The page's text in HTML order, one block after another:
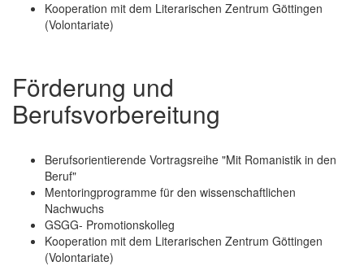
Kooperation mit dem Literarischen Zentrum Göttingen
(Volontariate)
Förderung und
Berufsvorbereitung
Berufsorientierende Vortragsreihe "Mit Romanistik in den
Beruf"
Mentoringprogramme für den wissenschaftlichen
Nachwuchs
GSGG- Promotionskolleg
Kooperation mit dem Literarischen Zentrum Göttingen
(Volontariate)